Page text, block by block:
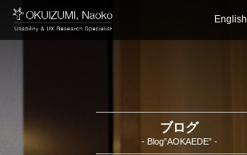
English
ブログ
- Blog”AOKAEDE” -